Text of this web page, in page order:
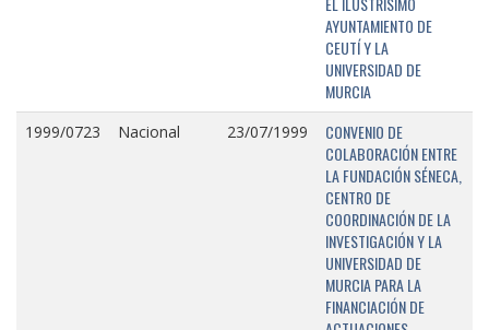
AYUNTAMIENTO DE
CEUTÍ Y LA
UNIVERSIDAD DE
MURCIA
1999/0723 Nacional 23/07/1999
CONVENIO DE
COLABORACIÓN ENTRE
LA FUNDACIÓN SÉNECA,
CENTRO DE
COORDINACIÓN DE LA
INVESTIGACIÓN Y LA
UNIVERSIDAD DE
MURCIA PARA LA
FINANCIACIÓN DE